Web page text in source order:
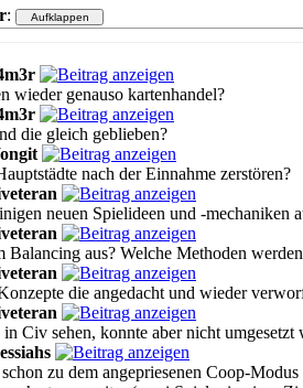
:
wieder genauso kartenhandel?
die gleich geblieben?
nach der Einnahme zerstören?
neuen Spielideen und -mechaniken
Balancing aus? Welche Methoden
die angedacht und wieder
Civ sehen, konnte aber nicht umgesetzt
zu dem angepriesenen Coop-